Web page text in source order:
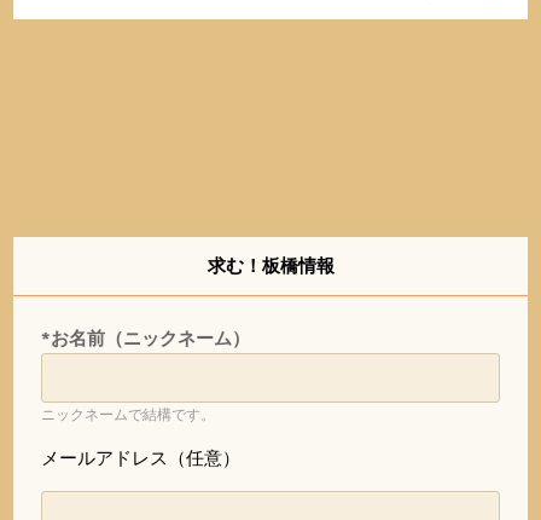
求む！板橋情報
*お名前（ニックネーム）
ニックネームで結構です。
メールアドレス（任意）